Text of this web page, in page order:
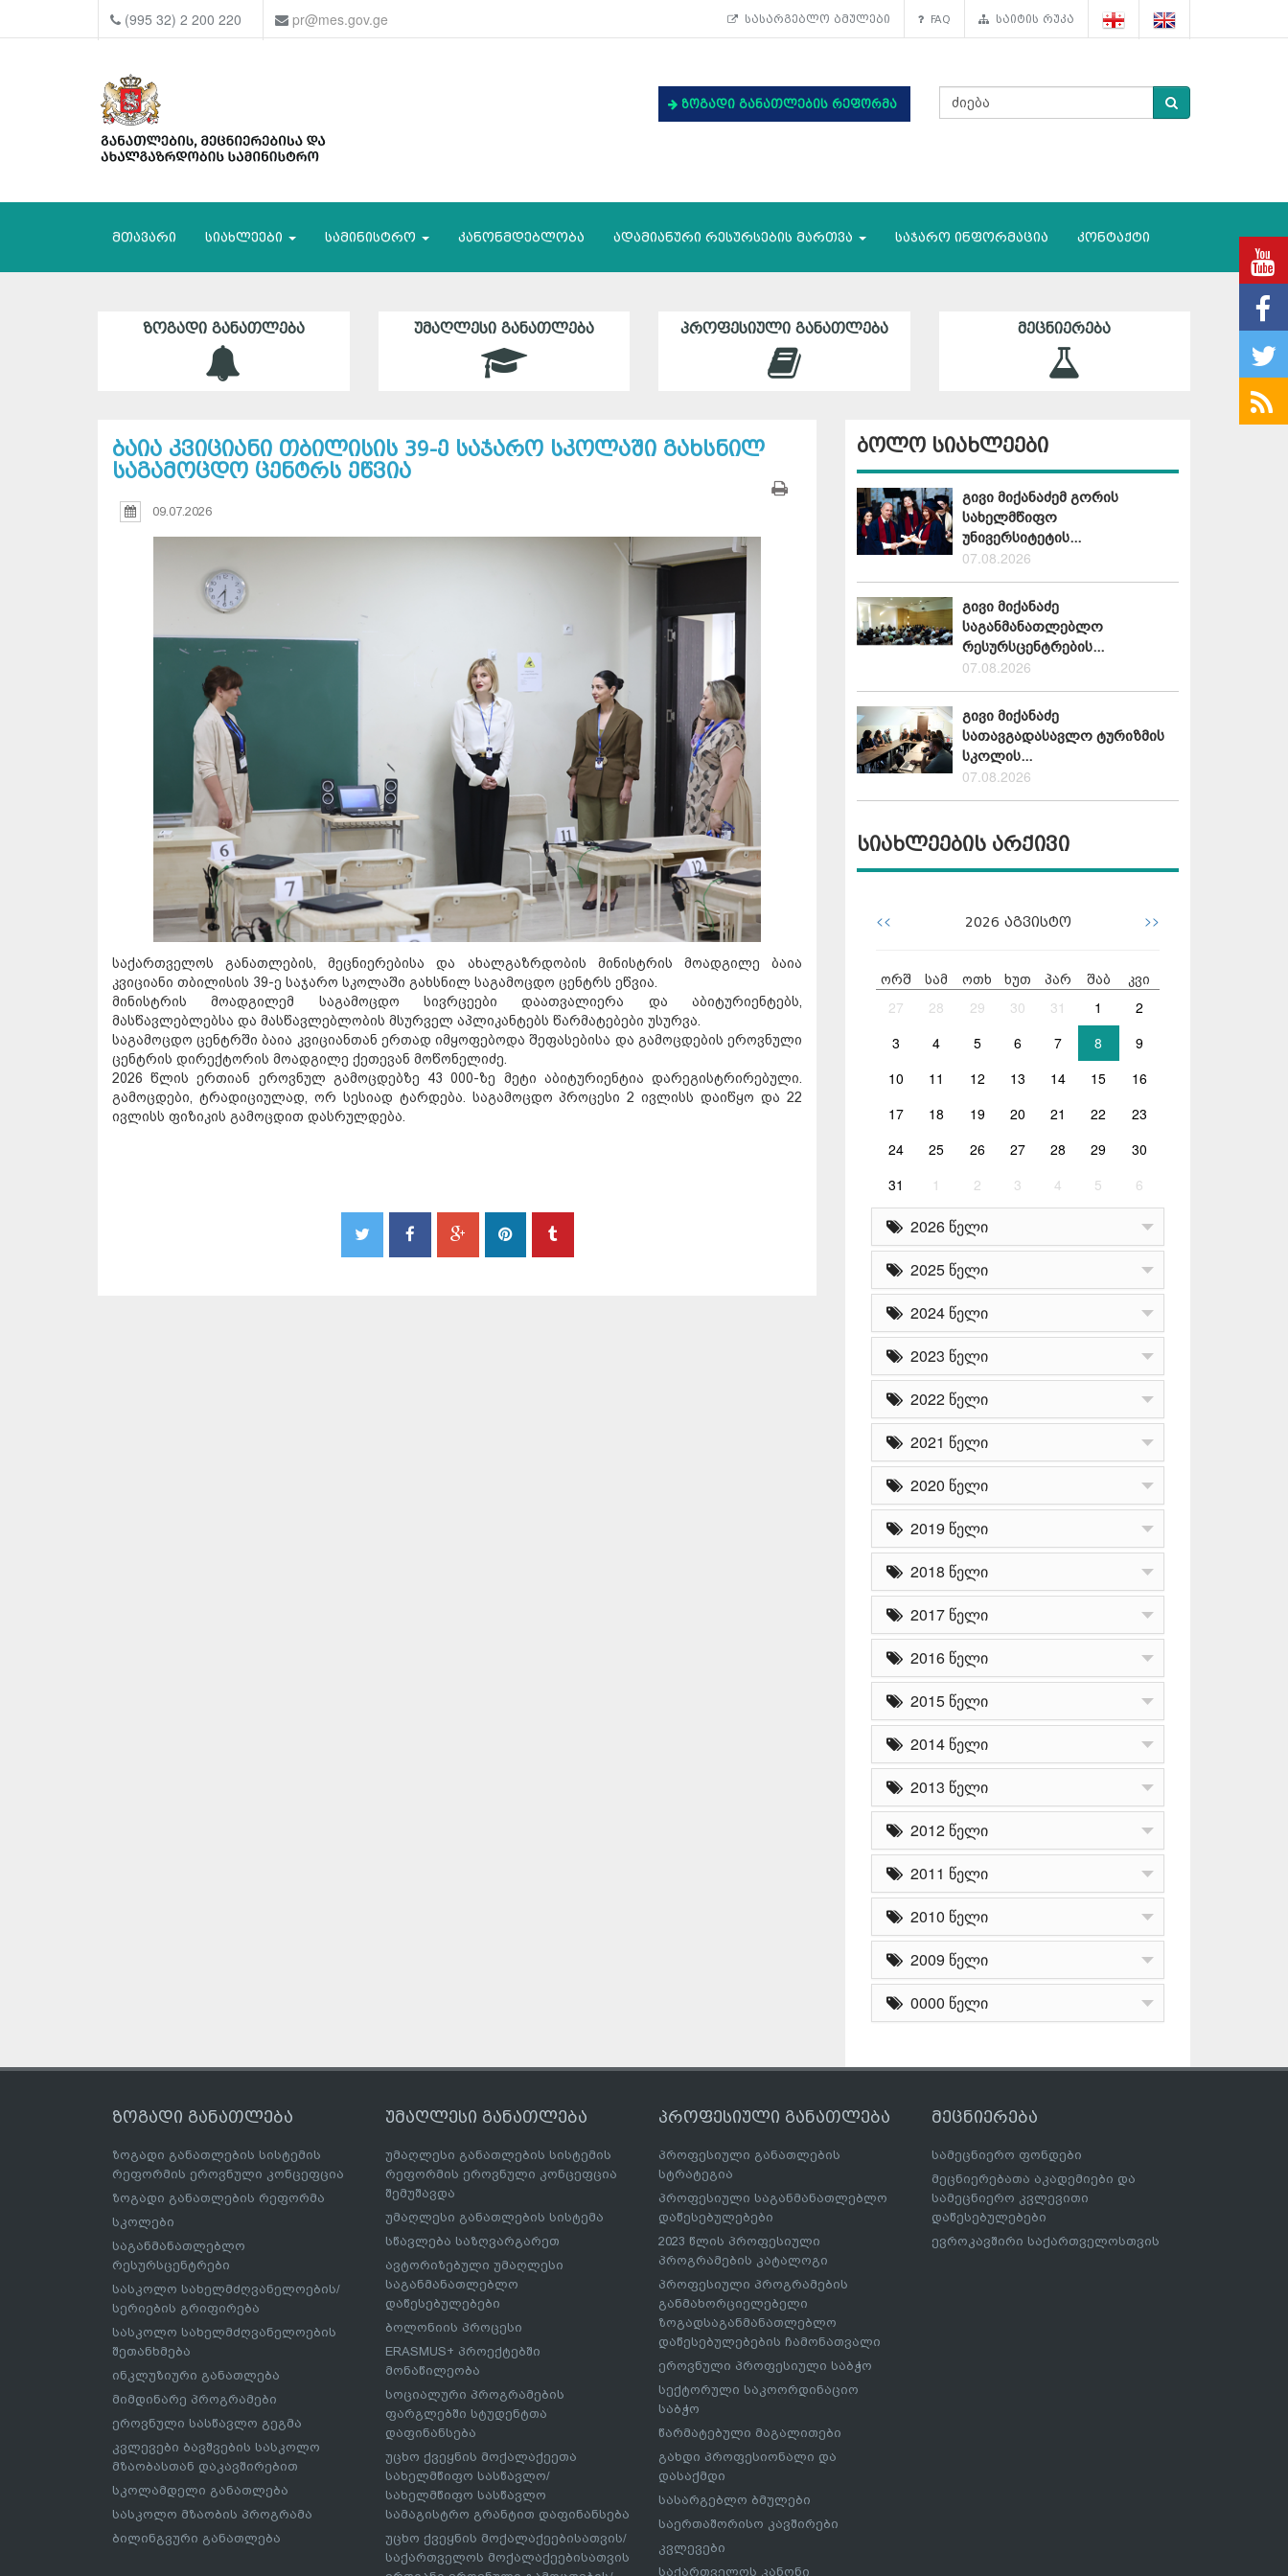
(995 32) 2 200 220 pr@mes.gov.ge სასარგებლო ბმულები FAQ საიტის რუკა
ზოგადი განათლების რეფორმა
მთავარი სიახლეები სამინისტრო კანონმდებლობა ადამიანური რესურსების მართვა საჯარო ინფორმაცია კონტაქტი
ᲖᲝᲒᲐᲓᲘ ᲒᲐᲜᲐᲗᲚᲔᲑᲐ ᲣᲛᲐᲦᲚᲔᲡᲘ ᲒᲐᲜᲐᲗᲚᲔᲑᲐ ᲞᲠᲝᲤᲔᲡᲘᲣᲚᲘ ᲒᲐᲜᲐᲗᲚᲔᲑᲐ ᲛᲔᲪᲜᲘᲔᲠᲔᲑᲐ
ბაია კვიციანი თბილისის 39-ე საჯარო სკოლაში გახსნილ
საგამოცდო ცენტრს ეწვია
09.07.2026
საქართველოს განათლების, მეცნიერებისა და ახალგაზრდობის მინისტრის მოადგილე ბაია
კვიციანი თბილისის 39-ე საჯარო სკოლაში გახსნილ საგამოცდო ცენტრს ეწვია.
მინისტრის მოადგილემ საგამოცდო სივრცეები დაათვალიერა და აბიტურიენტებს,
მასწავლებლებსა და მასწავლებლობის მსურველ აპლიკანტებს წარმატებები უსურვა.
საგამოცდო ცენტრში ბაია კვიციანთან ერთად იმყოფებოდა შეფასებისა და გამოცდების ეროვნული
ცენტრის დირექტორის მოადგილე ქეთევან მოწონელიძე.
2026 წლის ერთიან ეროვნულ გამოცდებზე 43 000-ზე მეტი აბიტურიენტია დარეგისტრირებული.
გამოცდები, ტრადიციულად, ორ სესიად ტარდება. საგამოცდო პროცესი 2 ივლისს დაიწყო და 22
ივლისს ფიზიკის გამოცდით დასრულდება.
ბოლო სიახლეები
გივი მიქანაძემ გორის
სახელმწიფო
უნივერსიტეტის...
07.08.2026
გივი მიქანაძე
საგანმანათლებლო
რესურსცენტრების...
07.08.2026
გივი მიქანაძე
სათავგადასავლო ტურიზმის
სკოლის...
07.08.2026
სიახლეების არქივი
<< 2026 აგვისტო >>
ორშ სამ ოთხ ხუთ პარ შაბ კვი
27 28 29 30 31 1
2
3
4 5 6 7 8
9
10
11 12 13 14 15
16
17
18 19 20 21 22
23
24
25 26 27 28 29
30
31
1 2 3 4 5 6
2026 წელი
2025 წელი
2024 წელი
2023 წელი
2022 წელი
2021 წელი
2020 წელი
2019 წელი
2018 წელი
2017 წელი
2016 წელი
2015 წელი
2014 წელი
2013 წელი
2012 წელი
2011 წელი
2010 წელი
2009 წელი
0000 წელი
ზოგადი განათლება
ზოგადი განათლების სისტემის
რეფორმის ეროვნული კონცეფცია
ზოგადი განათლების რეფორმა
სკოლები
საგანმანათლებლო
რესურსცენტრები
სასკოლო სახელმძღვანელოების/
სერიების გრიფირება
სასკოლო სახელმძღვანელოების
შეთანხმება
ინკლუზიური განათლება
მიმდინარე პროგრამები
ეროვნული სასწავლო გეგმა
კვლევები ბავშვების სასკოლო
მზაობასთან დაკავშირებით
სკოლამდელი განათლება
სასკოლო მზაობის პროგრამა
ბილინგვური განათლება
უმაღლესი განათლება
უმაღლესი განათლების სისტემის
რეფორმის ეროვნული კონცეფცია
შემუშავდა
უმაღლესი განათლების სისტემა
სწავლება საზღვარგარეთ
ავტორიზებული უმაღლესი
საგანმანათლებლო
დაწესებულებები
ბოლონიის პროცესი
ERASMUS+ პროექტებში
მონაწილეობა
სოციალური პროგრამების
ფარგლებში სტუდენტთა
დაფინანსება
უცხო ქვეყნის მოქალაქეეთა
სახელმწიფო სასწავლო/
სახელმწიფო სასწავლო
სამაგისტრო გრანტით დაფინანსება
უცხო ქვეყნის მოქალაქეებისათვის/
საქართველოს მოქალაქეებისათვის
პროფესიული განათლება
პროფესიული განათლების
სტრატეგია
პროფესიული საგანმანათლებლო
დაწესებულებები
2023 წლის პროფესიული
პროგრამების კატალოგი
პროფესიული პროგრამების
განმახორციელებელი
ზოგადსაგანმანათლებლო
დაწესებულებების ჩამონათვალი
ეროვნული პროფესიული საბჭო
სექტორული საკოორდინაციო
საბჭო
წარმატებული მაგალითები
გახდი პროფესიონალი და
დასაქმდი
სასარგებლო ბმულები
საერთაშორისო კავშირები
კვლევები
საქართველოს კანონი
მეცნიერება
სამეცნიერო ფონდები
მეცნიერებათა აკადემიები და
სამეცნიერო კვლევითი
დაწესებულებები
ევროკავშირი საქართველოსთვის